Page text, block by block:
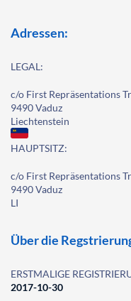
Adressen:
LEGAL:
c/o First Repräsentations
9490 Vaduz
Liechtenstein
HAUPTSITZ:
c/o First Repräsentations
9490 Vaduz
LI
Über die
ERSTMALIGE
2017-10-30